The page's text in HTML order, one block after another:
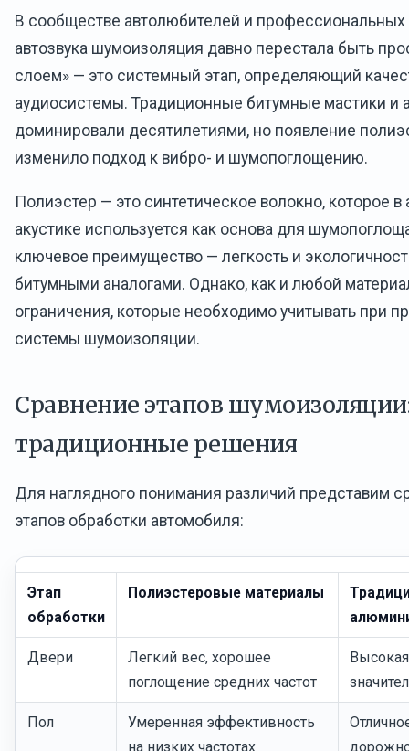
В сообществе автолюбителей и профессиональных
автозвука шумоизоляция давно перестала быть
слоем» — это системный этап, определяющий
аудиосистемы. Традиционные битумные мастики и
доминировали десятилетиями, но появление
изменило подход к вибро- и шумопоглощению.
Полиэстер — это синтетическое волокно, которое
акустике используется как основа для
ключевое преимущество — легкость и
битумными аналогами. Однако, как и любой
ограничения, которые необходимо учитывать при
системы шумоизоляции.
Сравнение этапов
традиционные решения
Для наглядного понимания различий представим
этапов обработки автомобиля:
Этап
обработки
Полиэстеровые материалы
Двери
Легкий вес, хорошее
поглощение средних частот
Пол
Умеренная эффективность
на низких частотах